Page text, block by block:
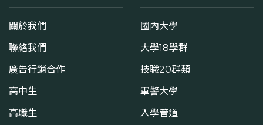
關於我們
聯絡我們
廣告行銷合作
高中生
高職生
國內大學
大學18學群
技職20群類
軍警大學
入學管道